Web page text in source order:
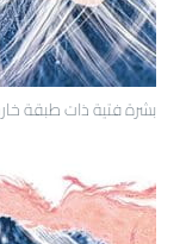
بشرة فتية ذات طبقة